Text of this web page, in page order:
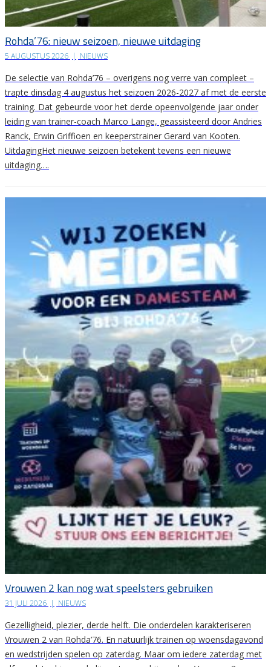
Rohda’76: nieuw seizoen, nieuwe uitdaging
5 AUGUSTUS 2026 | NIEUWS
De selectie van Rohda’76 – overigens nog verre van compleet –
trapte dinsdag 4 augustus het seizoen 2026-2027 af met de eerste
training. Dat gebeurde voor het derde opeenvolgende jaar onder
leiding van trainer-coach Marco Lange, geassisteerd door Andries
Ranck, Erwin Griffioen en keeperstrainer Gerard van Kooten.
UitdagingHet nieuwe seizoen betekent tevens een nieuwe
uitdaging….
Vrouwen 2 kan nog wat speelsters gebruiken
31 JULI 2026 | NIEUWS
Gezelligheid, plezier, derde helft. Die onderdelen karakteriseren
Vrouwen 2 van Rohda’76. En natuurlijk trainen op woensdagavond
en wedstrijden spelen op zaterdag. Maar om iedere zaterdag met